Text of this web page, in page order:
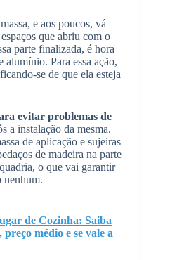
e aos poucos, vá
que abriu com o
parte finalizada, é hora
alumínio. Para essa ação,
se de que ela esteja
evitar problemas de
a instalação da mesma.
de aplicação e sujeiras
de madeira na parte
o que vai garantir
nenhum.
de Cozinha: Saiba
médio e se vale a